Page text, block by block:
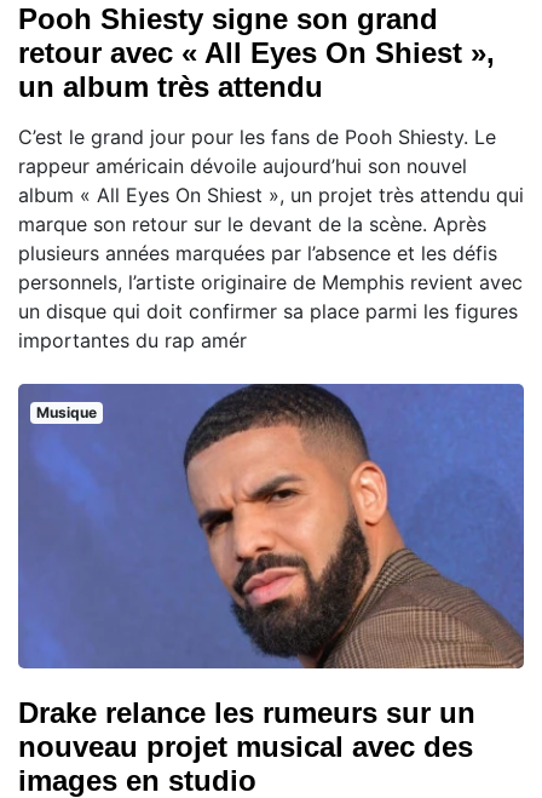
Pooh Shiesty signe son grand
retour avec « All Eyes On Shiest »,
un album très attendu
C’est le grand jour pour les fans de Pooh Shiesty. Le
rappeur américain dévoile aujourd’hui son nouvel
album « All Eyes On Shiest », un projet très attendu qui
marque son retour sur le devant de la scène. Après
plusieurs années marquées par l’absence et les défis
personnels, l’artiste originaire de Memphis revient avec
un disque qui doit confirmer sa place parmi les figures
importantes du rap amér
Musique
Drake relance les rumeurs sur un
nouveau projet musical avec des
images en studio